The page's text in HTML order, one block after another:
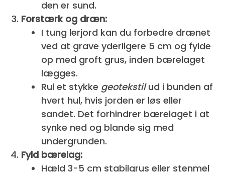
den er sund.
Forstærk og dræn:
I tung lerjord kan du forbedre drænet
ved at grave yderligere 5 cm og fylde
op med groft grus, inden bærelaget
lægges.
Rul et stykke geotekstilud i bunden af
hvert hul, hvis jorden er løs eller
sandet. Det forhindrer bærelaget i at
synke ned og blande sig med
undergrunden.
Fyld bærelag:
Hæld 3-5 cm stabilgrus eller stenmel